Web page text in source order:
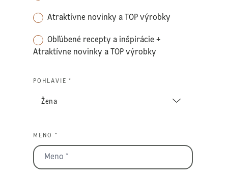
Atraktívne novinky a TOP výrobky
Obľúbené recepty a inšpirácie +
Atraktívne novinky a TOP výrobky
POHLAVIE *
MENO *